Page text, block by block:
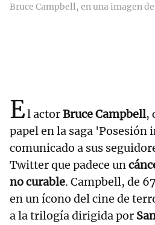
Bruce Campbell, en una imagen
El actorBruce Campbell,
papel en la saga 'Posesión
comunicado a sus
Twitter que padece un
no curable. Campbell, de
en un ícono del cine de
a la trilogía dirigida por